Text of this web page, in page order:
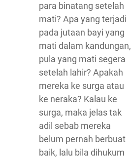
para binatang setelah
mati? Apa yang terjadi
pada jutaan bayi yang
mati dalam kandungan,
pula yang mati segera
setelah lahir? Apakah
mereka ke surga atau
ke neraka? Kalau ke
surga, maka jelas tak
adil sebab mereka
belum pernah berbuat
baik, lalu bila dihukum